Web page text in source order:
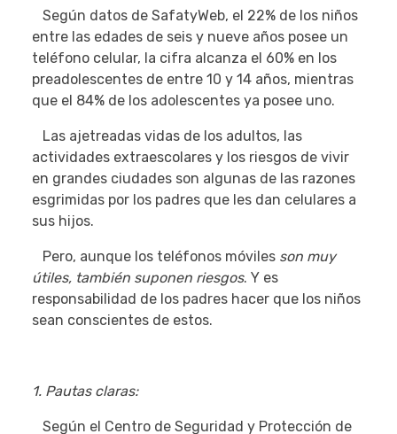
Según datos de SafatyWeb, el 22% de los niños
entre las edades de seis y nueve años posee un
teléfono celular, la cifra alcanza el 60% en los
preadolescentes de entre 10 y 14 años, mientras
que el 84% de los adolescentes ya posee uno.
Las ajetreadas vidas de los adultos, las
actividades extraescolares y los riesgos de vivir
en grandes ciudades son algunas de las razones
esgrimidas por los padres que les dan celulares a
sus hijos.
Pero, aunque los teléfonos móviles son muy
útiles, también suponen riesgos. Y es
responsabilidad de los padres hacer que los niños
sean conscientes de estos.
1. Pautas claras:
Según el Centro de Seguridad y Protección de